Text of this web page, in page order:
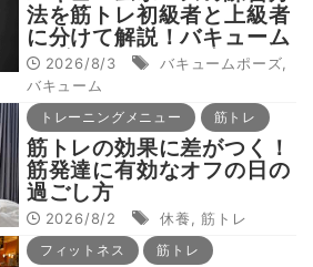
法を筋トレ初級者と上級者
に分けて解説！バキューム
とブレーシングの違いと
は？バキュームポーズの練
習方法
2026/8/3 バキュームポーズ
バキューム
トレーニングメニュー 筋トレ
筋トレの効果に差がつく！
筋発達に有効なオフの日の
過ごし方
2026/8/2 休養 ,筋トレ
フィットネス 筋トレ